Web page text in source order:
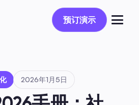
预订演示
预订演示
2026年1月5日